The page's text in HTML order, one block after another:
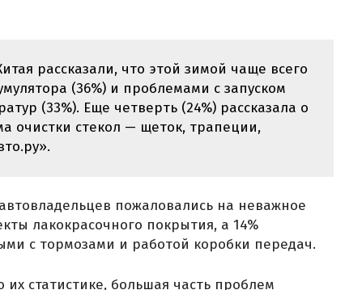
рассказали, что этой зимой чаще всего
(36%) и проблемами с запуском
(33%). Еще четверть (24%) рассказала о
очистки стекол — щеток, трапеции,
пожаловались на неважное
лакокрасочного покрытия, а 14%
с тормозами и работой коробки передач.
статистике, большая часть проблем